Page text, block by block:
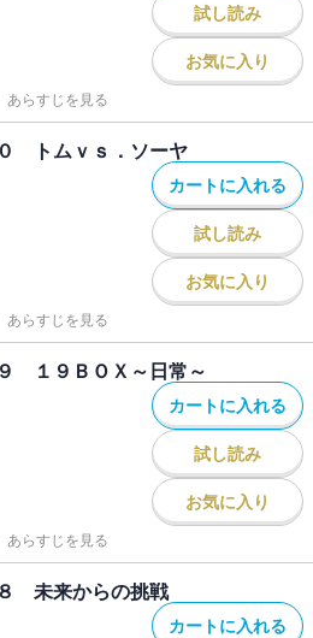
試し読み
お気に入り
あらすじを見る
トムｖｓ．ソーヤ
カートに入れる
試し読み
お気に入り
あらすじを見る
１９ＢＯＸ～日常～
カートに入れる
試し読み
お気に入り
あらすじを見る
未来からの挑戦
カートに入れる